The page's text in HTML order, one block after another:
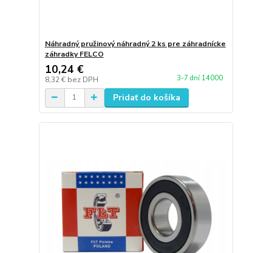
Náhradný pružinový náhradný 2 ks pre záhradnícke
záhradky FELCO
10,24 €
8,32 € bez DPH 3-7 dní 14000
Pridať do košíka